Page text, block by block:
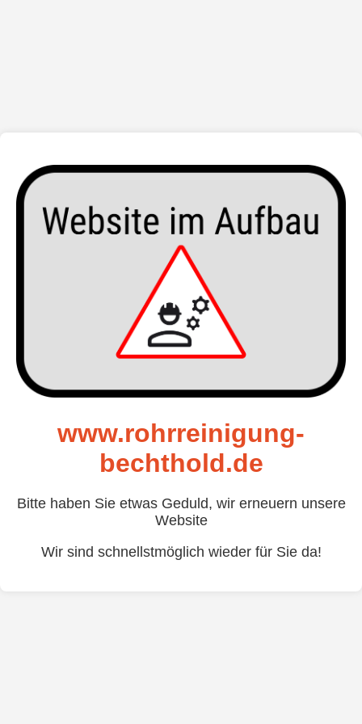
www.rohrreinigung-
bechthold.de
Bitte haben Sie etwas Geduld, wir erneuern unsere
Website
Wir sind schnellstmöglich wieder für Sie da!